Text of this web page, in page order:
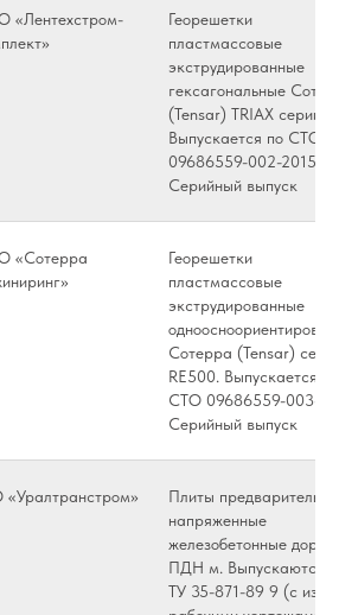
«Лентехстром-
Георешетки
пластмассовые
экструдированные
гексагональные
(Tensar) TRIAX серии
Выпускается по СТО
09686559-002-2015.
Серийный выпуск
«Сотерра
Георешетки
пластмассовые
экструдированные
Сотерра (Tensar)
RE500. Выпускается по
СТО 09686559-003-
Серийный выпуск
Плиты предварительно
напряженные
железобетонные
ПДН м. Выпускаются
ТУ 35-871-89 9 (с